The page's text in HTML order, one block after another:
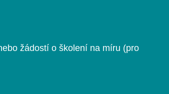
žádostí o školení na míru (pro